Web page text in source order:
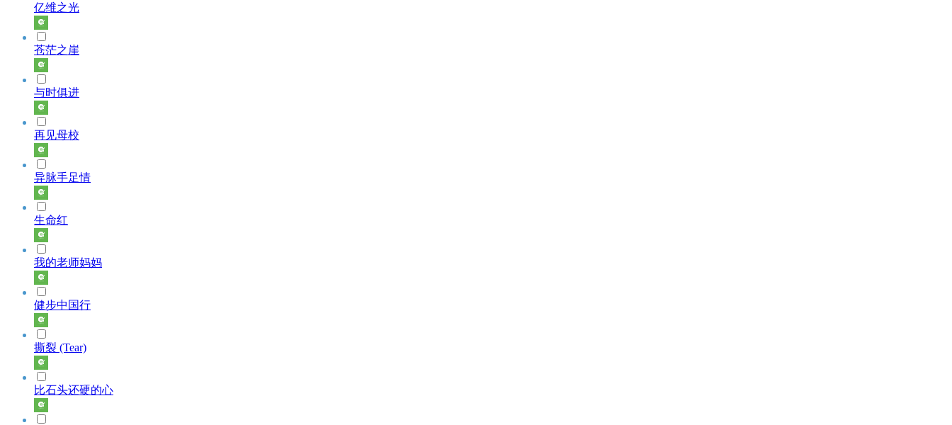
亿维之光
苍茫之崖
与时俱进
再见母校
异脉手足情
生命红
我的老师妈妈
健步中国行
撕裂 (Tear)
比石头还硬的心